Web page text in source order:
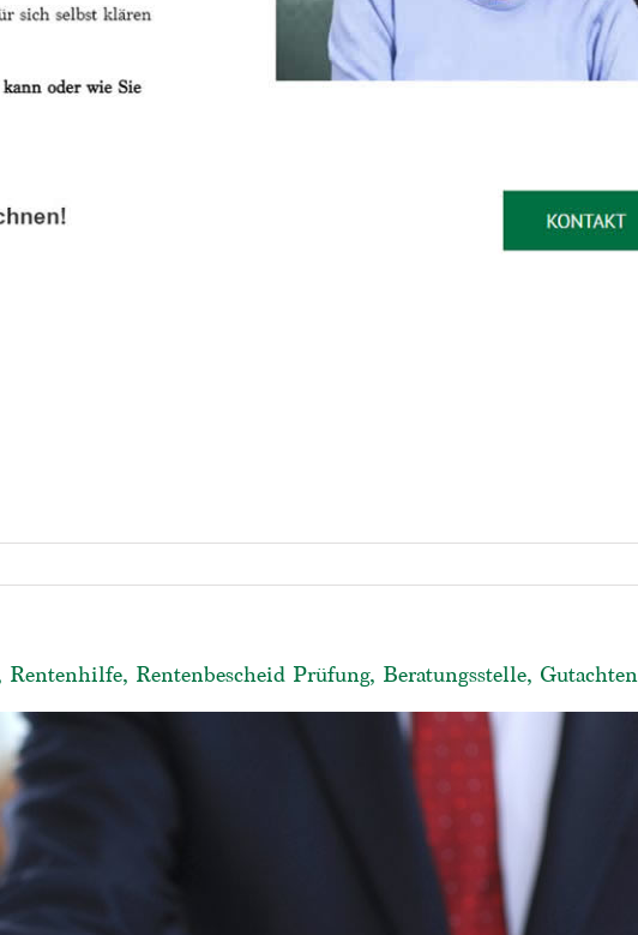
Rentenbescheid Prüfung, Beratungsstelle, Gutachten